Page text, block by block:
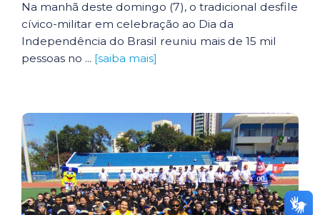
Na manhã deste domingo (7), o tradicional desfile
cívico-militar em celebração ao Dia da
Independência do Brasil reuniu mais de 15 mil
pessoas no ... [saiba mais]